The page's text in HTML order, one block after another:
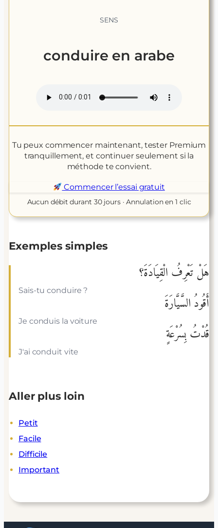
SENS
conduire en arabe
Tu peux commencer maintenant, tester Premium
tranquillement, et continuer seulement si la
méthode te convient.
Commencer l’essai gratuit
Aucun débit durant 30 jours · Annulation en 1 clic
Exemples simples
هَلْ تَعْرِفُ الْقِيَادَةَ؟
Sais-tu conduire ?
أَقُودُ السَّيَّارَةَ
Je conduis la voiture
قُدْتُ بِسُرْعَةٍ
J'ai conduit vite
Aller plus loin
Petit
Facile
Difficile
Important